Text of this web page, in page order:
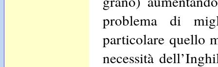
problema di
particolare quello
necessità